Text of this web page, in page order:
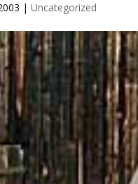
|Uncategorized